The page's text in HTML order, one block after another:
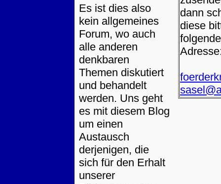
Es ist dies also
kein allgemeines
Forum, wo auch
alle anderen
denkbaren
Themen diskutiert
und behandelt
werden. Uns geht
es mit diesem Blog
um einen
Austausch
derjenigen, die
sich für den Erhalt
unserer
dann
diese